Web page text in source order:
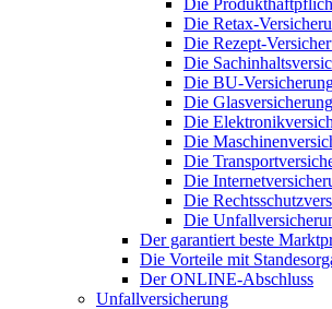
Die
Die Retax-
Die Rezept-
Die
Die BU-
Die Glasversicherung
Die
Die
Die
Die
Die
Die
Der garantiert beste
Die Vorteile mit
Der ONLINE-Abschluss
Unfallversicherung